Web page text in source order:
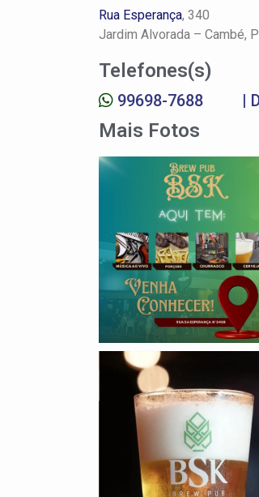
Rua Esperança, 340
Jardim Alvorada – Cambé,
Telefones(s)
99698-7688 |
Mais Fotos